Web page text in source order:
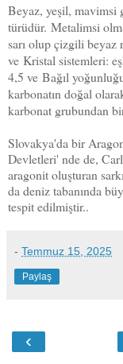
Beyaz, yeşil, mavimsi
türüdür. Metalimsi
sarı olup çizgili beyaz
ve Kristal sistemleri:
4,5 ve Bağıl
karbonatın doğal
karbonat grubundan
Slovakya'da bir
Devletleri' nde de,
aragonit oluşturan
da deniz tabanında
tespit edilmiştir..
- Temmuz 15, 2025
Paylaş
‹